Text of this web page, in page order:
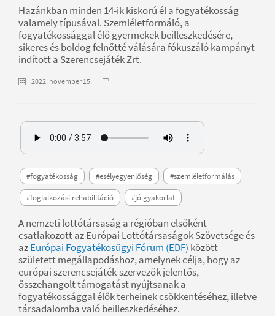
Hazánkban minden 14-ik kiskorú él a fogyatékosság
valamely típusával. Szemléletformáló, a
fogyatékossággal élő gyermekek beilleszkedésére,
sikeres és boldog felnőtté válására fókuszáló kampányt
indított a Szerencsejáték Zrt.
2022. november 15.
#fogyatékosság #esélyegyenlőség #szemléletformálás
#foglalkozási rehabilitáció #jó gyakorlat
A nemzeti lottótársaság a régióban elsőként
csatlakozott az Európai Lottótársaságok Szövetsége és
azEurópai Fogyatékosügyi Fórum (EDF) között
született megállapodáshoz, amelynek célja, hogy az
európai szerencsejáték-szervezők jelentős,
összehangolt támogatást nyújtsanak a
fogyatékossággal élők terheinek csökkentéséhez, illetve
társadalomba való beilleszkedéséhez.